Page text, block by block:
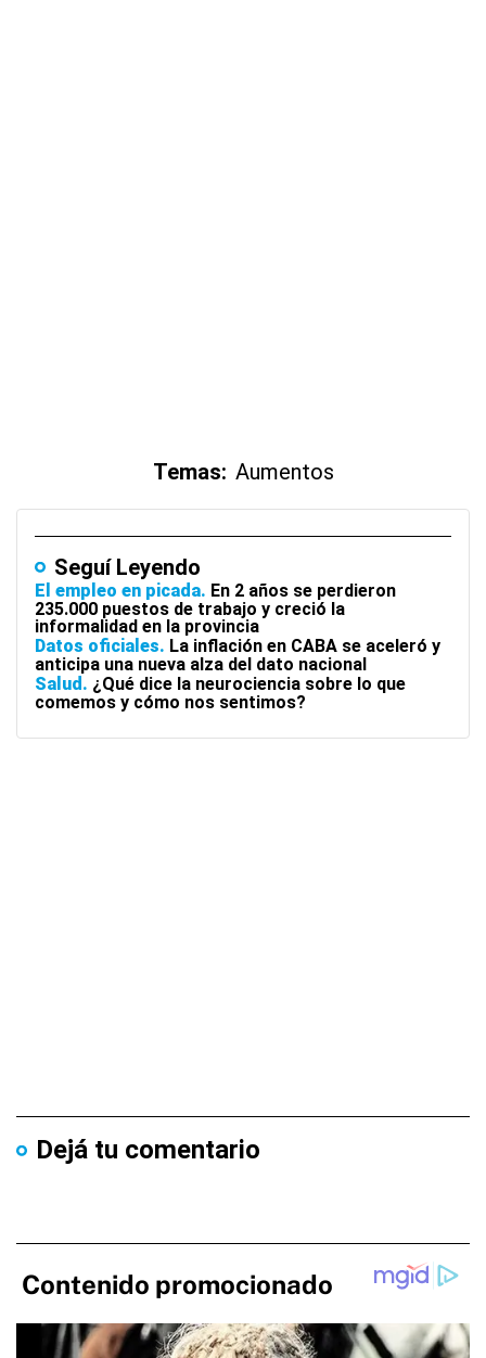
Temas: Aumentos
Seguí Leyendo
El empleo en picada En 2 años se perdieron
235.000 puestos de trabajo y creció la
informalidad en la provincia
Datos oficiales La inflación en CABA se aceleró y
anticipa una nueva alza del dato nacional
Salud
¿Qué dice la neurociencia sobre lo que
comemos y cómo nos sentimos?
Dejá tu comentario